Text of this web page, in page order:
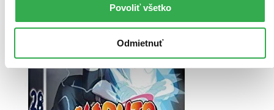
Povoliť všetko
Odmietnuť